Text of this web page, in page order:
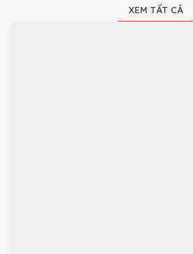
XEM TẤT CẢ